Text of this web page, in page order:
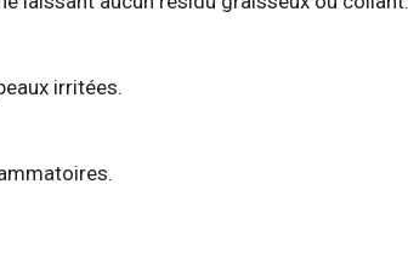
irritées.